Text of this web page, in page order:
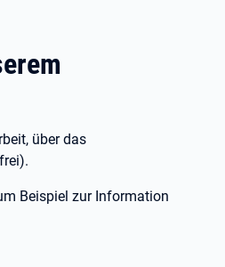
über das
Beispiel zur Information